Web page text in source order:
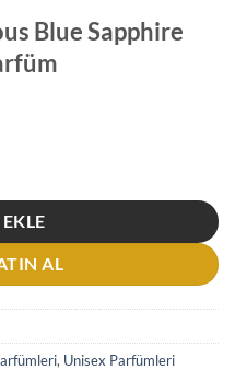
Blue Sapphire
EDP 100 ML Unisex Parfüm
AL
, Unisex Parfümleri